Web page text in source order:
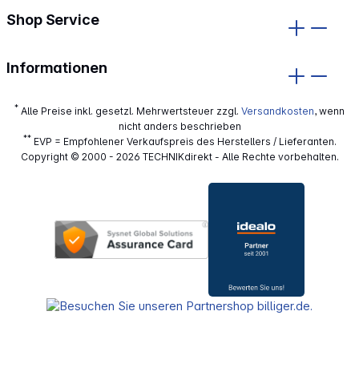
Shop Service
Informationen
* Alle Preise inkl. gesetzl. Mehrwertsteuer zzgl. Versandkosten, wenn
nicht anders beschrieben
**EVP = Empfohlener Verkaufspreis des Herstellers / Lieferanten.
Copyright © 2000 - 2026 TECHNIKdirekt - Alle Rechte vorbehalten.